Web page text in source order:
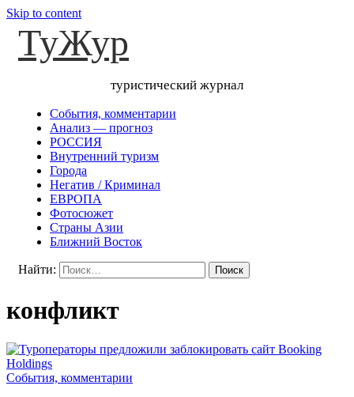
Skip to content
ТуЖур
туристический журнал
События, комментарии
Анализ — прогноз
РОССИЯ
Внутренний туризм
Города
Негатив / Криминал
ЕВРОПА
Фотосюжет
Страны Азии
Ближний Восток
Найти:
конфликт
События, комментарии